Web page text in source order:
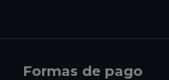
Formas de pago